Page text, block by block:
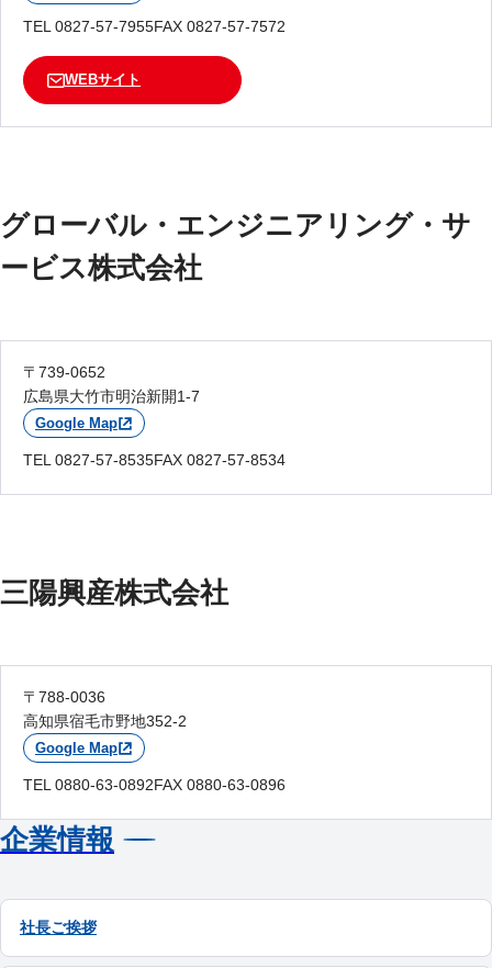
TEL 0827-57-7955FAX 0827-57-7572
WEBサイト
グローバル・エンジニアリング・サ
ービス株式会社
〒739-0652
広島県大竹市明治新開1-7
Google Map
TEL 0827-57-8535FAX 0827-57-8534
三陽興産株式会社
〒788-0036
高知県宿毛市野地352-2
Google Map
TEL 0880-63-0892FAX 0880-63-0896
企業情報
社長ご挨拶